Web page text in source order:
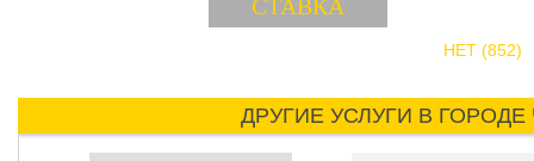
НЕТ (852)
ДРУГИЕ УСЛУГИ В